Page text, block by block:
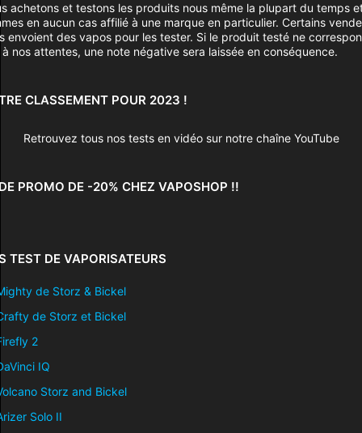
achetons et testons les produits nous même la plupart du temps
en aucun cas affilié à une marque en particulier. Certains
envoient des vapos pour les tester. Si le produit testé ne
nos attentes, une note négative sera laissée en conséquence.
CLASSEMENT POUR 2023 !
Retrouvez tous nos tests en vidéo sur notre chaîne YouTube
PROMO DE -20% CHEZ VAPOSHOP !!
TEST DE VAPORISATEURS
de Storz & Bickel
de Storz et Bickel
2
IQ
Storz and Bickel
Solo II